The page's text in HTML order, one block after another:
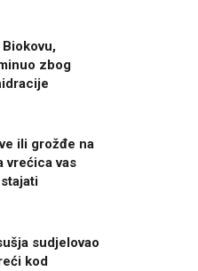
zbog
ili grožđe na
vrećica vas
sudjelovao
kod